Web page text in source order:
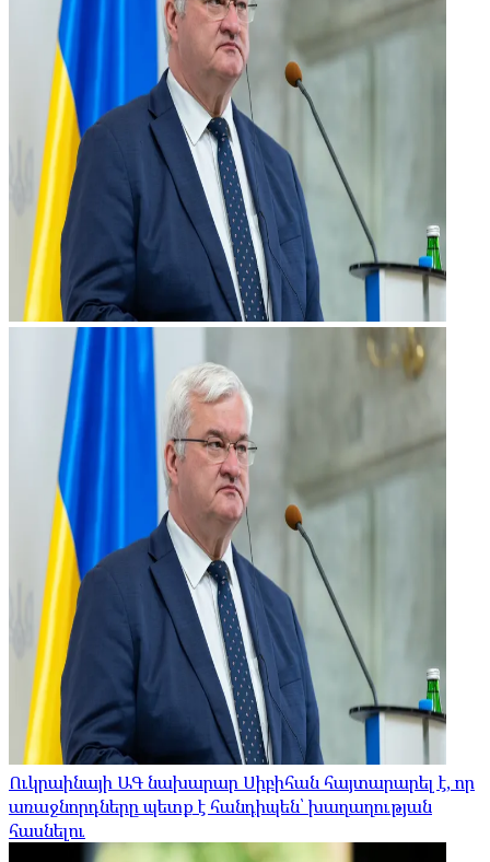
Ուկրաինայի ԱԳ նախարար Սիբիհան հայտարարել է, որ
առաջնորդները պետք է հանդիպեն՝ խաղաղության
հասնելու